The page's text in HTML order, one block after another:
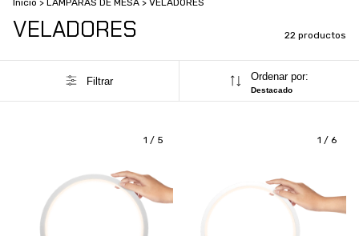
Inicio > LÁMPARAS DE MESA > VELADORES
VELADORES 22 productos
Filtrar Ordenar por:
Destacado
1 / 5 1 / 6